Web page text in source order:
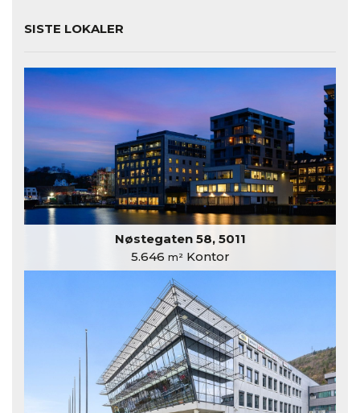
SISTE LOKALER
Nøstegaten 58, 5011
5.646 m²Kontor